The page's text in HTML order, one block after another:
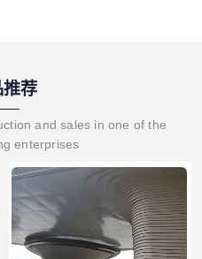
推荐
and sales in one of the
enterprises